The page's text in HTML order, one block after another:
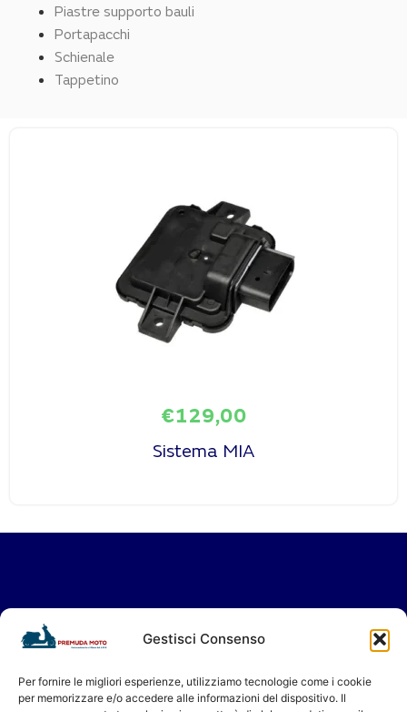
Gestisci Consenso
Per fornire le migliori esperienze, utilizziamo tecnologie come i cookie
per memorizzare e/o accedere alle informazioni del dispositivo. Il
Piastre supporto bauli
Portapacchi
Schienale
Tappetino
€129,00
Sistema MIA
Vieni a trovarci in Showroom
oppure contattaci per il tuo servizio in
Ti aspettiamo!